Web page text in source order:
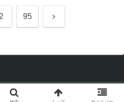
2 95 次
inc. All Rights Reserved.